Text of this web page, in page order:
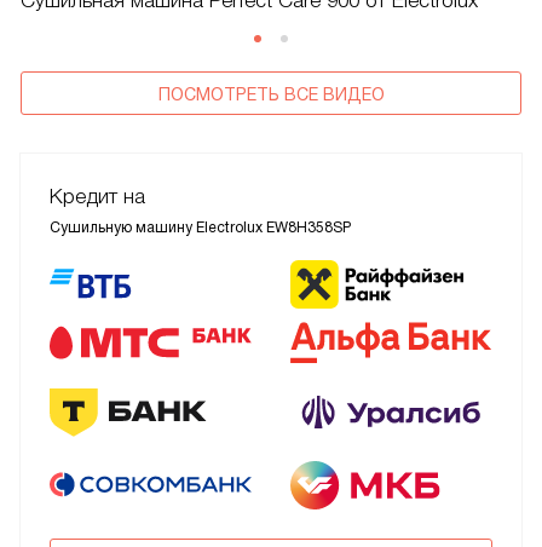
ПОСМОТРЕТЬ ВСЕ ВИДЕО
Кредит на
Сушильную машину Electrolux EW8H358SP